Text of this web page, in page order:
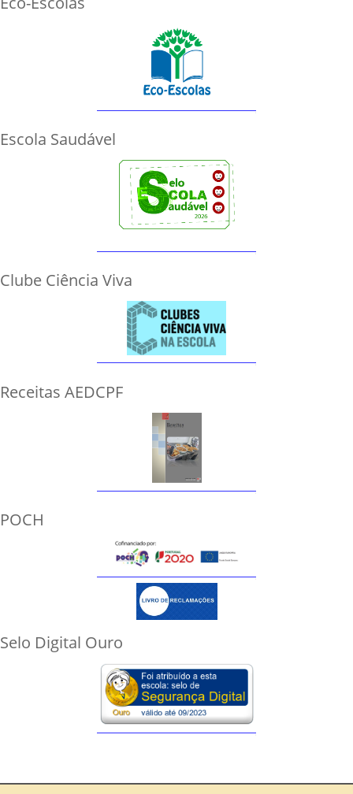
Escola Saudável
Clube Ciência Viva
Receitas AEDCPF
POCH
Selo Digital Ouro